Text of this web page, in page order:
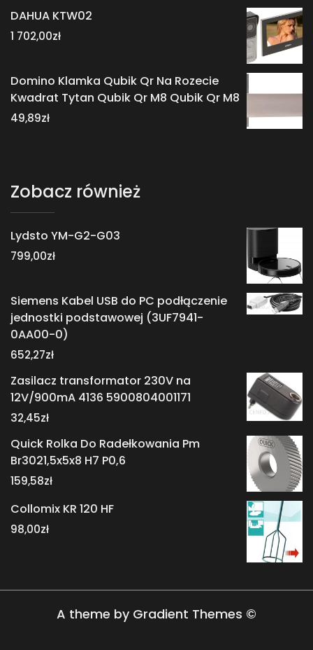
DAHUA KTW02
1 702,00zł
Domino Klamka Qubik Qr Na Rozecie
Kwadrat Tytan Qubik Qr M8 Qubik Qr M8
49,89zł
Zobacz również
Lydsto YM-G2-G03
799,00zł
Siemens Kabel USB do PC podłączenie
jednostki podstawowej (3UF7941-
0AA00-0)
652,27zł
Zasilacz transformator 230V na
12V/900mA 4136 5900804001171
32,45zł
Quick Rolka Do Radełkowania Pm
Br3021,5x5x8 H7 P0,6
159,58zł
Collomix KR 120 HF
98,00zł
A theme by Gradient Themes ©